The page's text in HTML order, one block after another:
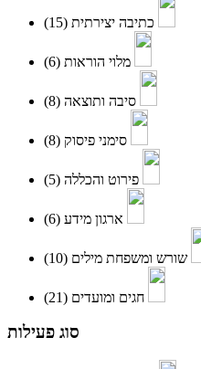
כתיבה יצירתית
מלוי הוראות
סיבה ותוצאה
סימני פיסוק
פירוט והכללה
ארגון מידע
שורש ומשפחת מילים
חגים ומועדים
סוג פעילות